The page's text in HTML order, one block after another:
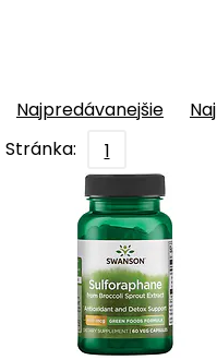
Najpredávanejšie
Stránka:
1